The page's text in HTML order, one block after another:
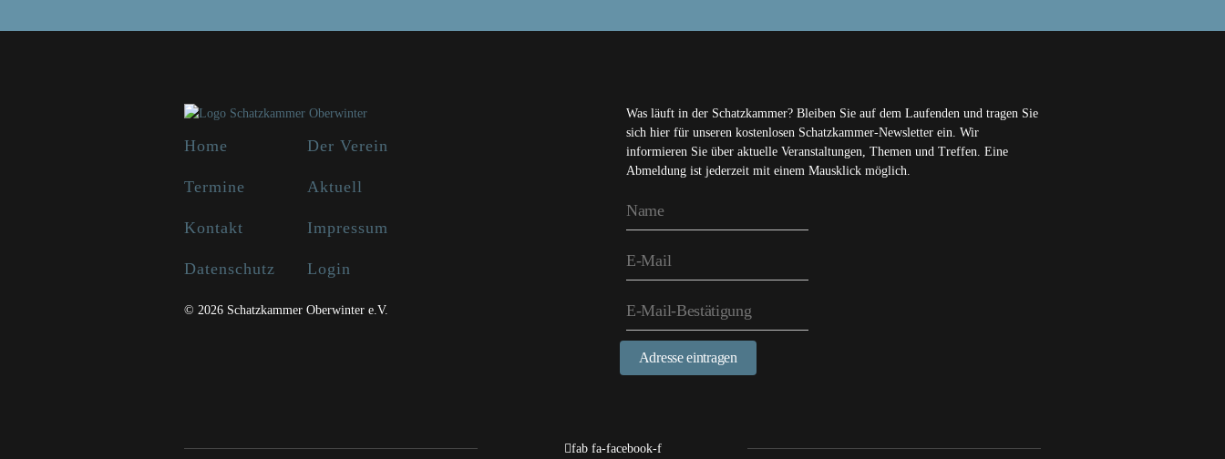
Home Der Verein
Termine Aktuell
Kontakt Impressum
Datenschutz Login
© 2026 Schatzkammer Oberwinter e.V.
Was läuft in der Schatzkammer? Bleiben Sie auf dem Laufenden und tragen Sie
sich hier für unseren kostenlosen Schatzkammer-Newsletter ein. Wir
informieren Sie über aktuelle Veranstaltungen, Themen und Treffen. Eine
Abmeldung ist jederzeit mit einem Mausklick möglich.
Adresse eintragen
fab fa-facebook-f